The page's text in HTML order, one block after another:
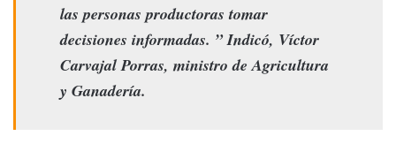
las personas productoras tomar
decisiones informadas. ” Indicó, Víctor
Carvajal Porras, ministro de Agricultura
y Ganadería.